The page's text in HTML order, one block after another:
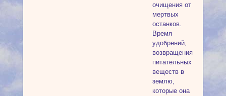
очищения от
мертвых
останков.
Время
удобрений,
возвращения
питательных
веществ в
землю,
которые она